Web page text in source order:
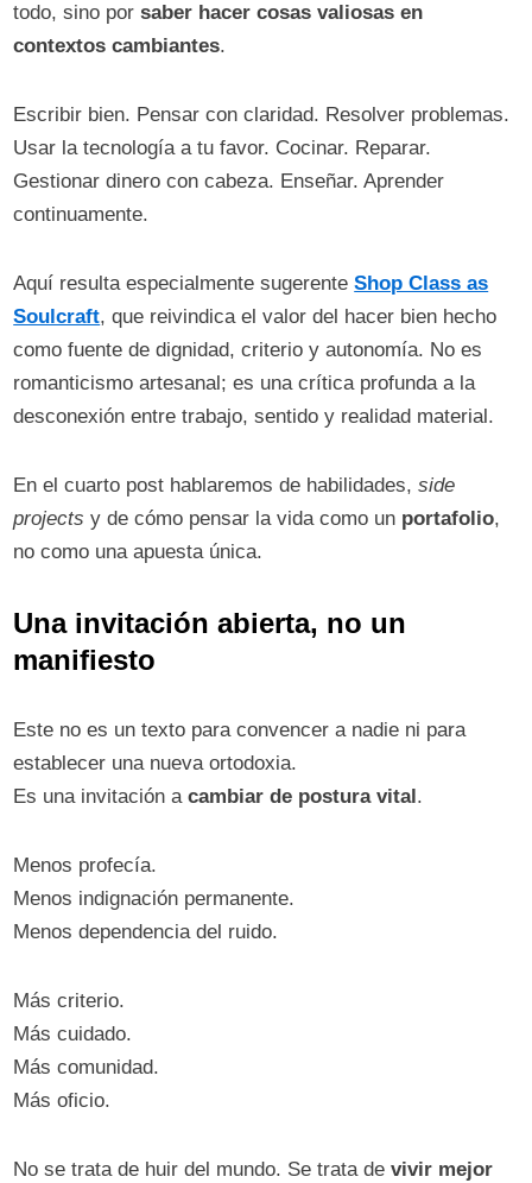
todo, sino porsaber hacer cosas valiosas en
contextos cambiantes.
Escribir bien. Pensar con claridad. Resolver problemas.
Usar la tecnología a tu favor. Cocinar. Reparar.
Gestionar dinero con cabeza. Enseñar. Aprender
continuamente.
Aquí resulta especialmente sugerenteShop Class as
Soulcraft, que reivindica el valor del hacer bien hecho
como fuente de dignidad, criterio y autonomía. No es
romanticismo artesanal; es una crítica profunda a la
desconexión entre trabajo, sentido y realidad material.
En el cuarto post hablaremos de habilidades,side
projects y de cómo pensar la vida como un portafolio,
no como una apuesta única.
Una invitación abierta, no un
manifiesto
Este no es un texto para convencer a nadie ni para
establecer una nueva ortodoxia.
Es una invitación acambiar de postura vital.
Menos profecía.
Menos indignación permanente.
Menos dependencia del ruido.
Más criterio.
Más cuidado.
Más comunidad.
Más oficio.
No se trata de huir del mundo. Se trata devivir mejor